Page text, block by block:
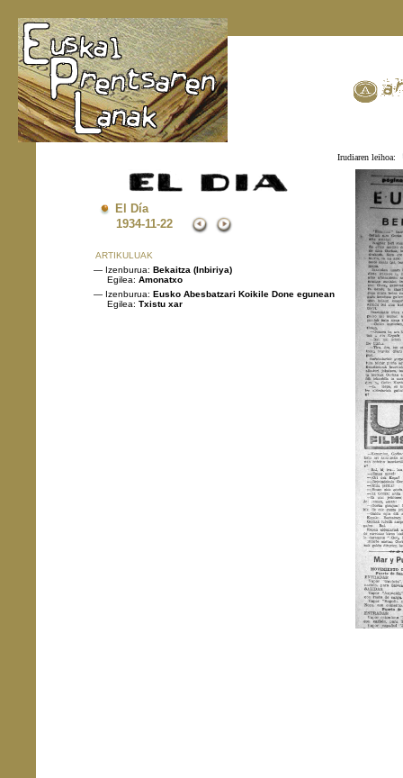
Irudiaren leihoa:
El Día
1934-11-22
ARTIKULUAK
— Izenburua: Bekaitza (Inbiriya)
Egilea: Amonatxo
— Izenburua: Eusko Abesbatzari Koikile Done egunean
Egilea: Txistu xar